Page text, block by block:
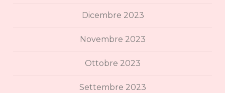
Dicembre 2023
Novembre 2023
Ottobre 2023
Settembre 2023